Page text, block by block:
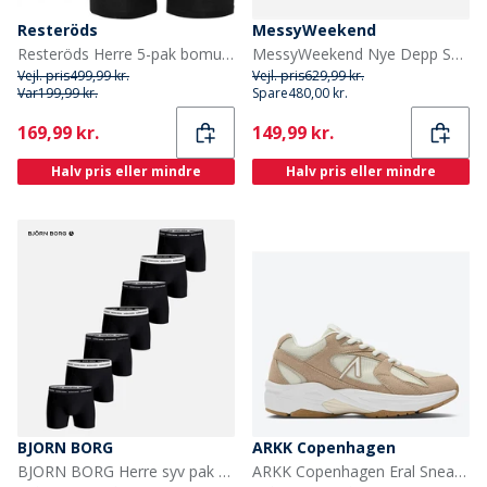
Resteröds
Resteröds Herre 5-pak bomuldsboksere sort
Vejl. pris499,99 kr.
Var199,99 kr.
Current
169,99 kr.
Halv pris eller mindre
MessyWeekend
MessyWeekend Nye Depp Solbriller Champagne
Vejl. pris629,99 kr.
Spare480,00 kr.
Current
149,99 kr.
Halv pris eller mindre
BJORN BORG
BJORN BORG Herre syv pak bomuld stretch bokser multipack 2
ARKK Copenhagen
ARKK Copenhagen Eral Sneakers Beige/Hvid Beige White